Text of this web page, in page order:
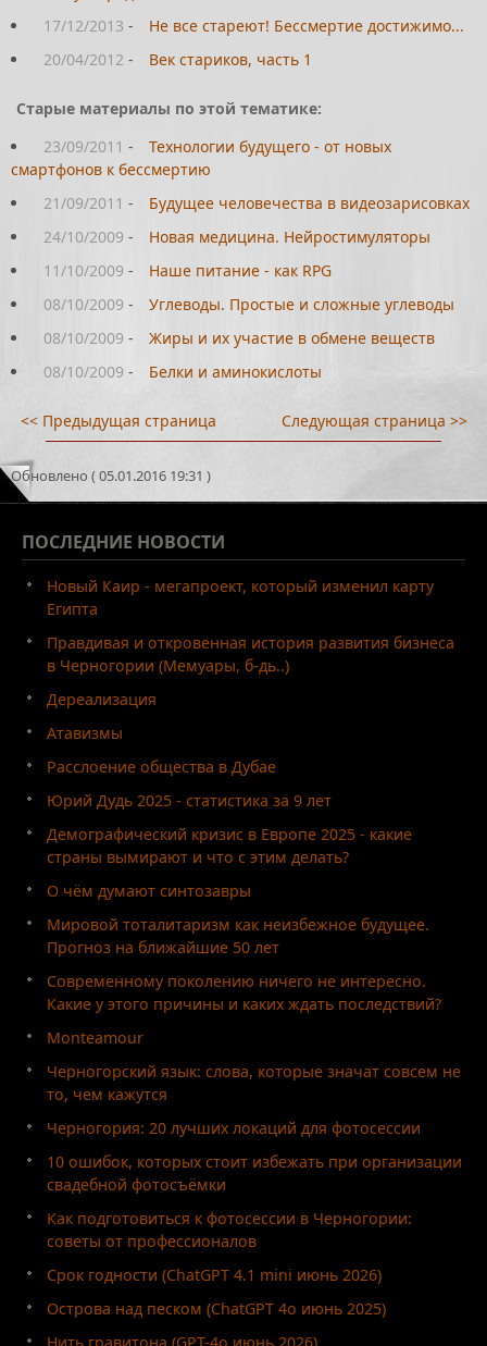
17/12/2013 -
Не все стареют! Бессмертие достижимо...
20/04/2012 - Век стариков, часть 1
Старые материалы по этой тематике:
23/09/2011 -
Технологии будущего - от новых
смартфонов к бессмертию
21/09/2011 -
Будущее человечества в видеозарисовках
24/10/2009 -
Новая медицина. Нейростимуляторы
11/10/2009 -
Наше питание - как RPG
08/10/2009 -
Углеводы. Простые и сложные углеводы
08/10/2009 -
Жиры и их участие в обмене веществ
08/10/2009 - Белки и аминокислоты
<< Предыдущая страница Следующая страница >>
Обновлено ( 05.01.2016 19:31 )
ПОСЛЕДНИЕ НОВОСТИ
Новый Каир - мегапроект, который изменил карту
Египта
Правдивая и откровенная история развития бизнеса
в Черногории (Мемуары, б-дь..)
Дереализация
Атавизмы
Расслоение общества в Дубае
Юрий Дудь 2025 - статистика за 9 лет
Демографический кризис в Европе 2025 - какие
страны вымирают и что с этим делать?
О чём думают синтозавры
Мировой тоталитаризм как неизбежное будущее.
Прогноз на ближайшие 50 лет
Современному поколению ничего не интересно.
Какие у этого причины и каких ждать последствий?
Monteamour
Черногорский язык: слова, которые значат совсем не
то, чем кажутся
Черногория: 20 лучших локаций для фотосессии
10 ошибок, которых стоит избежать при организации
свадебной фотосъёмки
Как подготовиться к фотосессии в Черногории:
советы от профессионалов
Срок годности (ChatGPT 4.1 mini июнь 2026)
Острова над песком (ChatGPT 4o июнь 2025)